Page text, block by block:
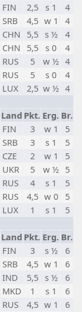
FIN 2,5 s 1
4
SRB 4,5 w 1
4
CHN 5,5 s ½
4
CHN 5,5 s 0
4
RUS 5 w ½ 4
RUS 5 s 0
4
LUX 2,5 w ½ 4
Land Pkt. Erg. Br.
FIN 3 w 1
5
SRB 3 s 1
5
CZE 2 w 1
5
UKR 5 w ½ 5
RUS 4 s 1
5
RUS 4,5 w 0
5
LUX 1 s 1
5
Land Pkt. Erg. Br.
FIN 3 s ½
6
SRB 4,5 w 1
6
IND 5,5 s ½
6
MKD 1 s 1
6
RUS 4,5 w 1
6